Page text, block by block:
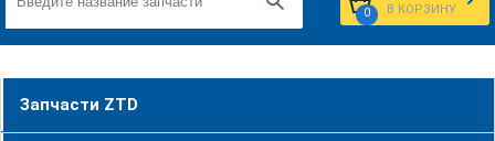
0 В КОРЗИНУ
Запчасти ZTD